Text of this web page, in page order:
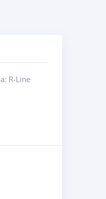
R-Line